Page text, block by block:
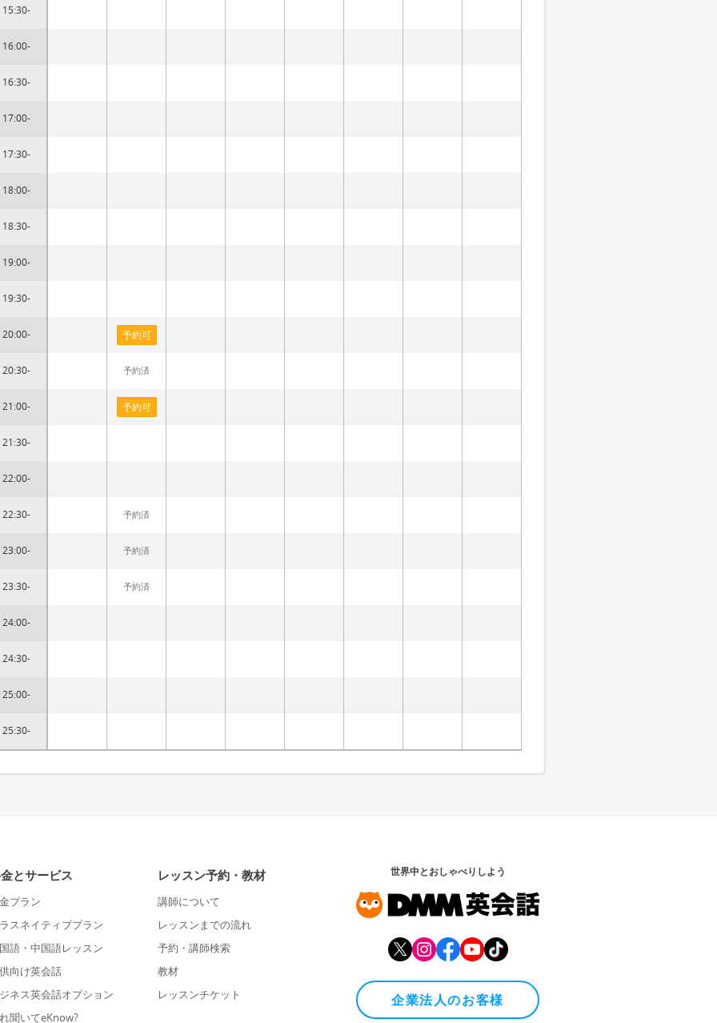
15:30-
16:00-
16:30-
17:00-
17:30-
18:00-
18:30-
19:00-
19:30-
20:00-
20:30-
21:00-
21:30-
22:00-
22:30-
23:00-
23:30-
24:00-
24:30-
25:00-
25:30-
予約可
予約済
予約可
予約済
予約済
予約済
とサービス
プラン
スネイティブプラン
語・中国語レッスン
向け英会話
ネス英会話オプション
聞いてeKnow?
レッスン予約・教材
講師について
レッスンまでの流れ
予約・講師検索
教材
レッスンチケット
世界中とおしゃべりしよう
企業法人のお客様